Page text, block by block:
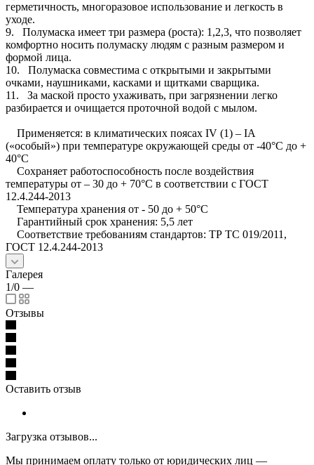
герметичность, многоразовое использование и легкость в
уходе.
9. Полумаска имеет три размера (роста): 1,2,3, что позволяет
комфортно носить полумаску людям с разным размером и
формой лица.
10. Полумаска совместима с открытыми и закрытыми
очками, наушниками, касками и щитками сварщика.
11. За маской просто ухаживать, при загрязнении легко
разбирается и очищается проточной водой с мылом.
Применяется: в климатических поясах IV (1) – IA
(«особый») при температуре окружающей среды от -40°С до +
40°С
Сохраняет работоспособность после воздействия
температуры от – 30 до + 70°С в соответствии с ГОСТ
12.4.244-2013
Температура хранения от - 50 до + 50°С
Гарантийный срок хранения: 5,5 лет
Соответствие требованиям стандартов: ТР ТС 019/2011,
ГОСТ 12.4.244-2013
Галерея
1/0 —
Отзывы
Оставить отзыв
Загрузка отзывов...
Мы принимаем оплату только от юридических лиц —